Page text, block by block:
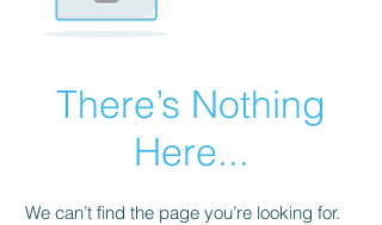
There’s Nothing
Here...
We can’t find the page you’re looking for.